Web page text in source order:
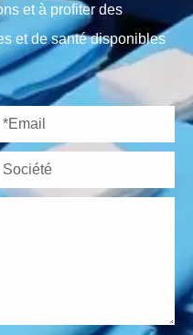
et à profiter des
et de santé disponibles